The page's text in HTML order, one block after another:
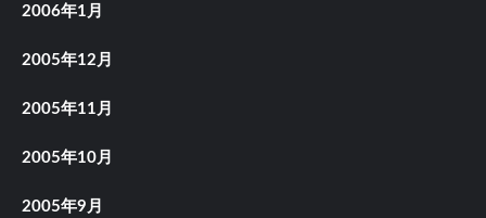
2006年1月
2005年12月
2005年11月
2005年10月
2005年9月